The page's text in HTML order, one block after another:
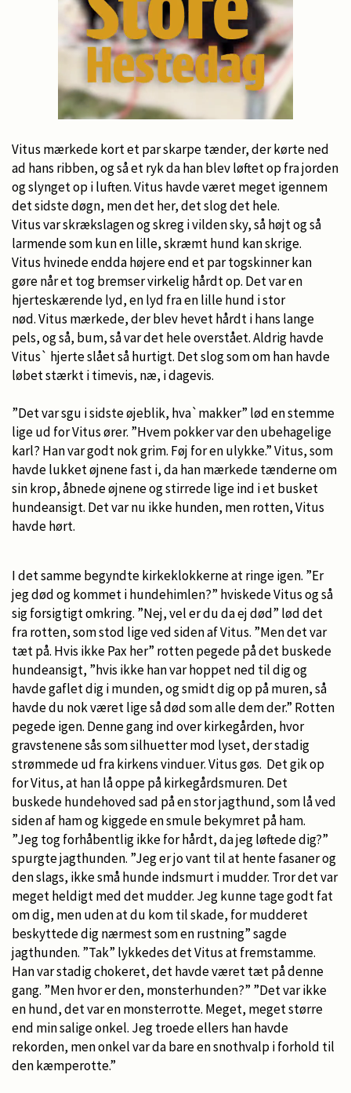
Vitus mærkede kort et par skarpe tænder, der kørte ned
ad hans ribben, og så et ryk da han blev løftet op fra jorden
og slynget op i luften. Vitus havde været meget igennem
det sidste døgn, men det her, det slog det hele.
Vitus var skrækslagen og skreg i vilden sky, så højt og så
larmende som kun en lille, skræmt hund kan skrige.
Vitus hvinede endda højere end et par togskinner kan
gøre når et tog bremser virkelig hårdt op. Det var en
hjerteskærende lyd, en lyd fra en lille hund i stor
nød. Vitus mærkede, der blev hevet hårdt i hans lange
pels, og så, bum, så var det hele overstået. Aldrig havde
Vitus` hjerte slået så hurtigt. Det slog som om han havde
løbet stærkt i timevis, næ, i dagevis.
”Det var sgu i sidste øjeblik, hva`makker” lød en stemme
lige ud for Vitus ører. ”Hvem pokker var den ubehagelige
karl? Han var godt nok grim. Føj for en ulykke.” Vitus, som
havde lukket øjnene fast i, da han mærkede tænderne om
sin krop, åbnede øjnene og stirrede lige ind i et busket
hundeansigt. Det var nu ikke hunden, men rotten, Vitus
havde hørt.
I det samme begyndte kirkeklokkerne at ringe igen. ”Er
jeg død og kommet i hundehimlen?” hviskede Vitus og så
sig forsigtigt omkring. ”Nej, vel er du da ej død” lød det
fra rotten, som stod lige ved siden af Vitus. ”Men det var
tæt på. Hvis ikke Pax her” rotten pegede på det buskede
hundeansigt, ”hvis ikke han var hoppet ned til dig og
havde gaflet dig i munden, og smidt dig op på muren, så
havde du nok været lige så død som alle dem der.” Rotten
pegede igen. Denne gang ind over kirkegården, hvor
gravstenene sås som silhuetter mod lyset, der stadig
strømmede ud fra kirkens vinduer. Vitus gøs. Det gik op
for Vitus, at han lå oppe på kirkegårdsmuren. Det
buskede hundehoved sad på en stor jagthund, som lå ved
siden af ham og kiggede en smule bekymret på ham.
”Jeg tog forhåbentlig ikke for hårdt, da jeg løftede dig?”
spurgte jagthunden. ”Jeg er jo vant til at hente fasaner og
den slags, ikke små hunde indsmurt i mudder. Tror det var
meget heldigt med det mudder. Jeg kunne tage godt fat
om dig, men uden at du kom til skade, for mudderet
beskyttede dig nærmest som en rustning” sagde
jagthunden. ”Tak” lykkedes det Vitus at fremstamme.
Han var stadig chokeret, det havde været tæt på denne
gang. ”Men hvor er den, monsterhunden?” ”Det var ikke
en hund, det var en monsterrotte. Meget, meget større
end min salige onkel. Jeg troede ellers han havde
rekorden, men onkel var da bare en snothvalp i forhold til
den kæmperotte.”